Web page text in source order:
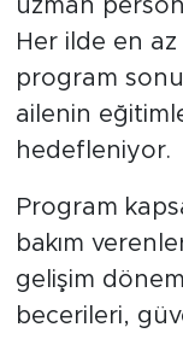
uzman
Her ilde en az
program
ailenin
hedefleniyor.
Program
bakım
gelişim
becerileri,